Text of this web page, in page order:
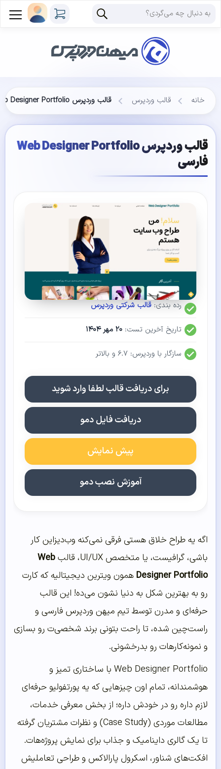
خانه قالب وردپرس قالب وردپرس Web Designer Portfolio فارسی
قالب وردپرس Web Designer Portfolio
فارسی
رده بندی:قالب شرکتی وردپرس
تاریخ آخرین تست: ۲۰ مهر ۱۴۰۴
سازگار با وردپرس: ۶.۷ و بالاتر
برای دریافت قالب لطفا وارد شوید
دریافت فایل دمو
پیش نمایش
آموزش نصب دمو
اگه یه طراح خلاق هستی فرقی نمی‌کنه وب‌دیزاین کار
باشی، گرافیست، یا متخصص UI/UX، قالب
Web
Designer Portfolio همون ویترین دیجیتالیه که کارت
رو به بهترین شکل به دنیا نشون می‌ده! این قالب
حرفه‌ای و مدرن توسط تیم میهن وردپرس فارسی و
راست‌چین شده، تا راحت بتونی برند شخصی‌ت رو بسازی
و نمونه‌کارهات رو بدرخشونی.
Web Designer Portfolio با ساختاری تمیز و
هوشمندانه، تمام اون چیزهایی که یه پورتفولیو حرفه‌ای
لازم داره رو در خودش داره؛ از بخش معرفی خدمات،
مطالعات موردی (Case Study) و نظرات مشتریان گرفته
تا یک گالری داینامیک و جذاب برای نمایش پروژه‌هات.
افکت‌های شناور، اسکرول پارالاکس و طراحی تعاملیش